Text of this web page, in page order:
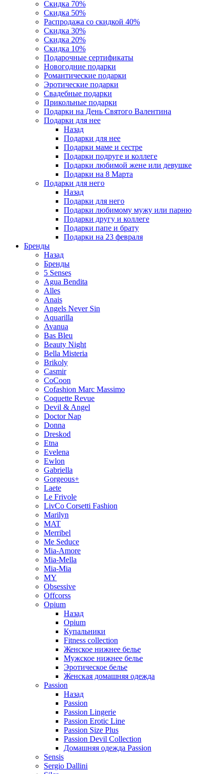
Скидка 70%
Скидка 50%
Распродажа со скидкой 40%
Скидка 30%
Скидка 20%
Скидка 10%
Подарочные сертификаты
Новогодние подарки
Романтические подарки
Эротические подарки
Свадебные подарки
Прикольные подарки
Подарки на День Святого Валентина
Подарки для нее
Назад
Подарки для нее
Подарки маме и сестре
Подарки подруге и коллеге
Подарки любимой жене или девушке
Подарки на 8 Марта
Подарки для него
Назад
Подарки для него
Подарки любимому мужу или парню
Подарки другу и коллеге
Подарки папе и брату
Подарки на 23 февраля
Бренды
Назад
Бренды
5 Senses
Agua Bendita
Alles
Anais
Angels Never Sin
Aquarilla
Avanua
Bas Bleu
Beauty Night
Bella Misteria
Brikoly
Casmir
CoCoon
Cofashion Marc Massimo
Coquette Revue
Devil & Angel
Doctor Nap
Donna
Dreskod
Etna
Evelena
Ewlon
Gabriella
Gorgeous+
Laete
Le Frivole
LivCo Corsetti Fashion
Marilyn
MAT
Merribel
Me Seduce
Mia-Amore
Mia-Mella
Mia-Mia
MY
Obsessive
Offcorss
Opium
Назад
Opium
Купальники
Fitness collection
Женское нижнее белье
Мужское нижнее белье
Эротическое белье
Женская домашняя одежда
Passion
Назад
Passion
Passion Lingerie
Passion Erotic Line
Passion Size Plus
Passion Devil Collection
Домашняя одежда Passion
Sensis
Sergio Dallini